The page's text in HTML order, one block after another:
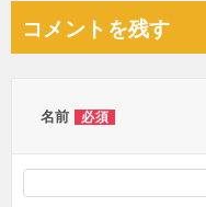
ビ
コメントを残す
名前 必須